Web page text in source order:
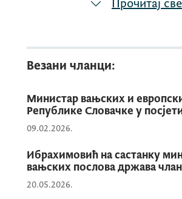
Герапетритис ће дати изјаве
вили „Горица“, са почетком у
Служба за односе са
Горе обезбиједиће медијима
изјава.
Прочитај све
Везани чланци:
Министар вањских и
Републике Словачке у
09.02.2026.
Ибрахимовић на састанку
вањских послова држава
20.05.2026.